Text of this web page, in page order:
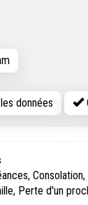
données
Perte d'un